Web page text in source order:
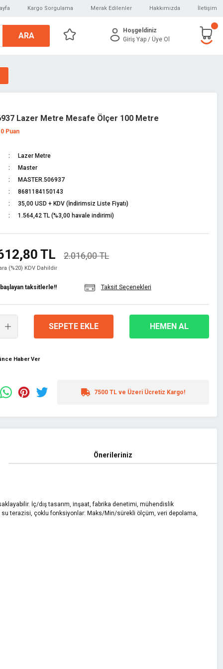
Kargo Sorgulama Merak Edilenler Hakkımızda İletişim
ARA
Hoşgeldiniz
Giriş Yap / Üye Ol
Lazer Metre Mesafe Ölçer 100 Metre
Puan
Lazer Metre
Master
MASTER.506937
8681184150143
35,00 USD + KDV (İndirimsiz Liste Fiyatı)
1.564,42 TL (%3,00 havale indirimi)
TL 2.016,00 TL
(%20) KDV Dahildir
taksitlerle!! Taksit Seçenekleri
SEPETE EKLE HEMEN AL
Haber Ver
7500 TL ve Üzeri Ücretiz Kargo!
Önerileriniz
İç/dış tasarım, inşaat, fabrika denetimi, mühendislik
su terazisi, çoklu fonksiyonlar: Maks/Min/sürekli ölçüm, veri depolama,